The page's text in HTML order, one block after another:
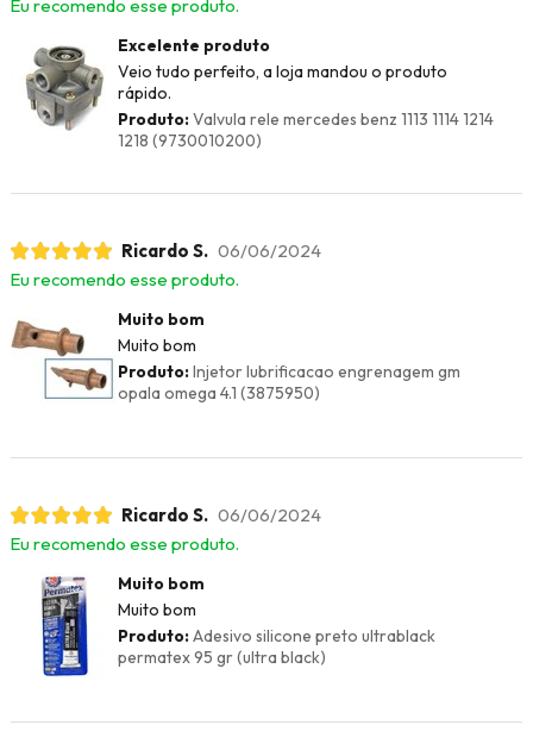
Eu recomendo esse produto.
Excelente produto
Veio tudo perfeito, a loja mandou o produto
rápido.
Produto:Valvula rele mercedes benz 1113 1114 1214
1218 (9730010200)
Ricardo S. 06/06/2024
Eu recomendo esse produto.
Muito bom
Muito bom
Produto:Injetor lubrificacao engrenagem gm
opala omega 4.1 (3875950)
Ricardo S. 06/06/2024
Eu recomendo esse produto.
Muito bom
Muito bom
Produto:Adesivo silicone preto ultrablack
permatex 95 gr (ultra black)